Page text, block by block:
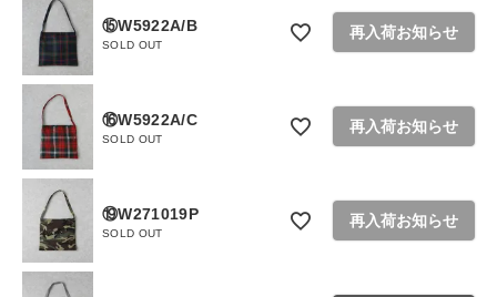
⑮W5922A/B
SOLD OUT
再入荷お知らせ
⑯W5922A/C
SOLD OUT
再入荷お知らせ
⑲W271019P
SOLD OUT
再入荷お知らせ